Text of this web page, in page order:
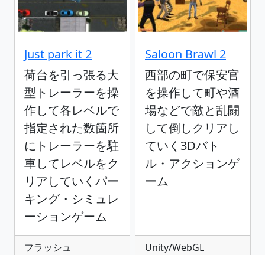
Just park it 2
荷台を引っ張る大
型トレーラーを操
作して各レベルで
指定された数箇所
にトレーラーを駐
車してレベルをク
リアしていくパー
キング・シミュレ
ーションゲーム
フラッシュ
Saloon Brawl 2
西部の町で保安官
を操作して町や酒
場などで敵と乱闘
して倒しクリアし
ていく3Dバト
ル・アクションゲ
ーム
Unity/WebGL